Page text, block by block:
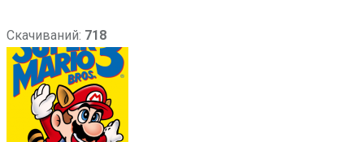
Скачиваний: 718